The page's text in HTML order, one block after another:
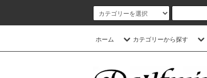
ホーム カテゴリーから探す